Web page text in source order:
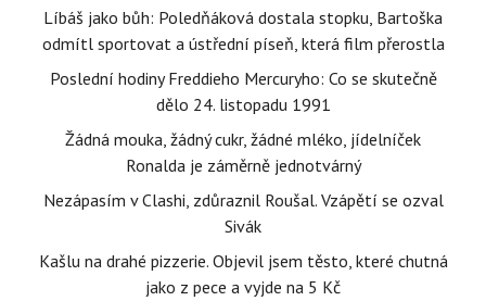
Líbáš jako bůh: Poledňáková dostala stopku, Bartoška
odmítl sportovat a ústřední píseň, která film přerostla
Poslední hodiny Freddieho Mercuryho: Co se skutečně
dělo 24. listopadu 1991
Žádná mouka, žádný cukr, žádné mléko, jídelníček
Ronalda je záměrně jednotvárný
Nezápasím v Clashi, zdůraznil Roušal. Vzápětí se ozval
Sivák
Kašlu na drahé pizzerie. Objevil jsem těsto, které chutná
jako z pece a vyjde na 5 Kč